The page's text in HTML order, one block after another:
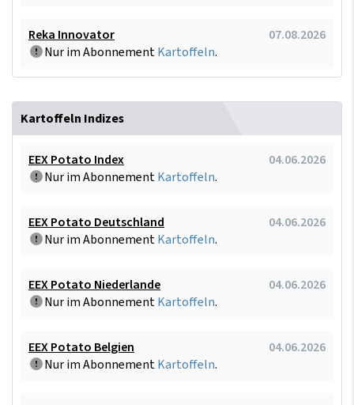
Reka Innovator
07.08.2026
Nur im AbonnementKartoffeln.
Kartoffeln Indizes
EEX Potato Index
04.06.2026
Nur im AbonnementKartoffeln.
EEX Potato Deutschland
04.06.2026
Nur im AbonnementKartoffeln.
EEX Potato Niederlande
04.06.2026
Nur im AbonnementKartoffeln.
EEX Potato Belgien
04.06.2026
Nur im AbonnementKartoffeln.